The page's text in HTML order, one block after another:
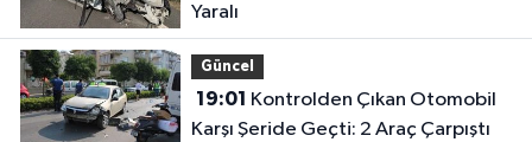
Yaralı
Güncel
19:01
Karşı Şeride Geçti: 2 Araç Çarpıştı